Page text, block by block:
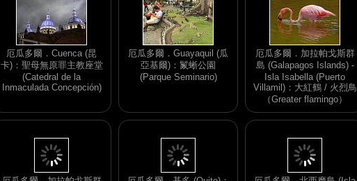
厄瓜多爾．Cuenca (昆
卡)：聖母無原罪主教座堂
(Catedral de la
Inmaculada Concepción)
厄瓜多爾．Guayaquil (瓜
亞基爾)：鬣蜥公園
(Parque Seminario)
厄瓜多爾．加拉帕戈斯群
島 (Galapagos Islands) -
Isla Isabella (Puerto
Villamil)：大紅鶴 / 火烈鳥
（Greater flamingo）